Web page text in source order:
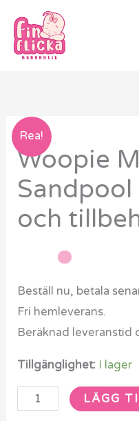
innehåll
Rea!
Woopie
och
Beställ nu, betala
Fri hemleverans.
Beräknad leveranstid
Tillgänglighet: I lager
Woopie
Magisk
med
formar
tillbehör
mängd
LÄGG